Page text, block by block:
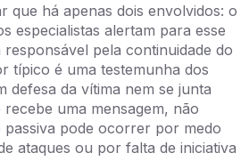
que há apenas dois envolvidos: o
especialistas alertam para esse
pela continuidade do
típico é uma testemunha dos
defesa da vítima nem se junta
uma mensagem, não
passiva pode ocorrer por medo
ataques ou por falta de iniciativa